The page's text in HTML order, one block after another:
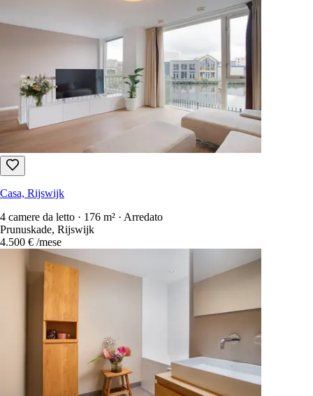
Casa, Rijswijk
4 camere da letto · 176 m² · Arredato
Prunuskade, Rijswijk
4.500 € /mese